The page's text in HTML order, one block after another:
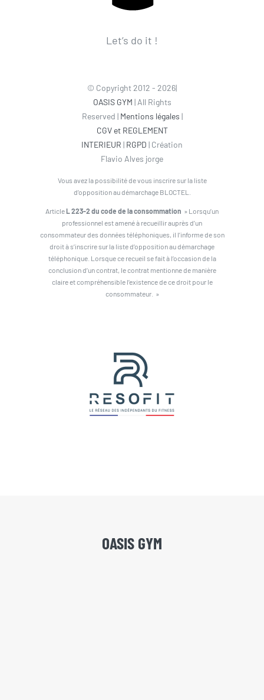
Let’s do it !
© Copyright 2012 - 2026|
OASIS GYM | All Rights
Reserved | Mentions légales |
CGV et REGLEMENT
INTERIEUR | RGPD | Création
Flavio Alves jorge
Vous avez la possibilité de vous inscrire sur la liste
d’opposition au démarchage BLOCTEL.
ArticleL 223-2 du code de la consommation » Lorsqu’un
professionnel est amené à recueillir auprès d’un
consommateur des données téléphoniques, il l’informe de son
droit à s’inscrire sur la liste d’opposition au démarchage
téléphonique. Lorsque ce recueil se fait à l’occasion de la
conclusion d’un contrat, le contrat mentionne de manière
claire et compréhensible l’existence de ce droit pour le
consommateur. »
OASIS GYM